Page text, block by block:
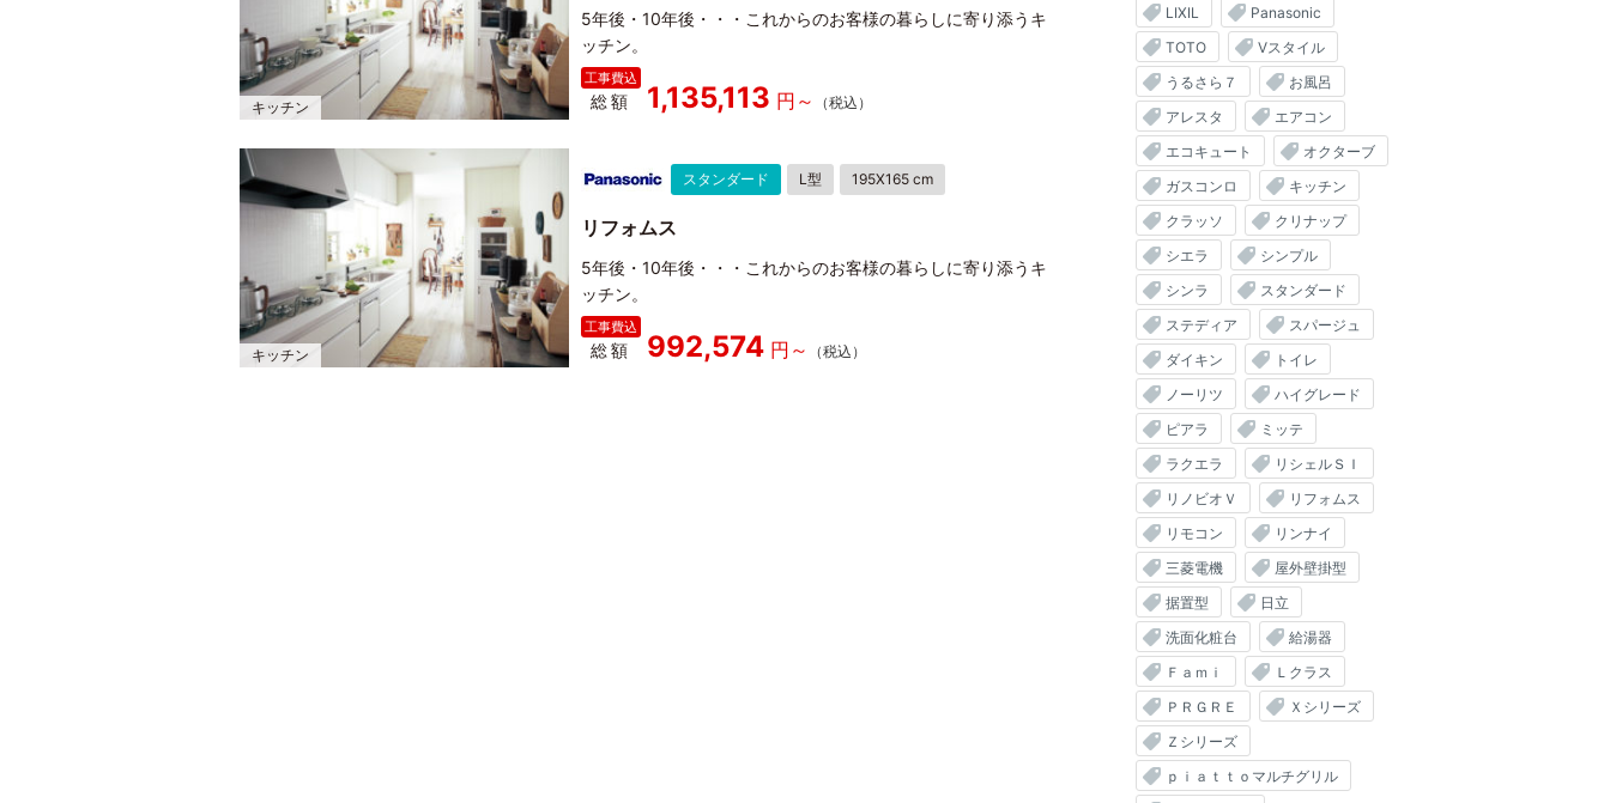
5年後・10年後・・・これからのお客様の暮らしに寄り添うキ
ッチン。
総額 1,135,113
スタンダード L型 195X165 cm
リフォムス
5年後・10年後・・・これからのお客様の暮らしに寄り添うキ
ッチン。
総額 992,574
LIXIL
Panasonic
TOTO
Vスタイル
うるさら７
お風呂
アレスタ
エアコン
エコキュート
オクターブ
ガスコンロ
キッチン
クラッソ
クリナップ
シエラ
シンプル
シンラ
スタンダード
ステディア
スパージュ
ダイキン
トイレ
ノーリツ
ハイグレード
ピアラ
ミッテ
ラクエラ
リシェルＳＩ
リノビオＶ
リフォムス
リモコン
リンナイ
三菱電機
屋外壁掛型
据置型
日立
洗面化粧台
給湯器
Ｆａｍｉ
Ｌクラス
ＰＲＧＲＥ
Ｘシリーズ
Ｚシリーズ
ｐｉａｔｔｏマルチグリル